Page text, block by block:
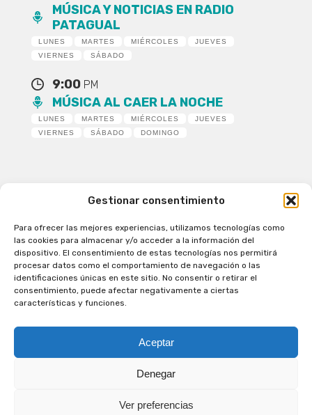
Gestionar consentimiento
Para ofrecer las mejores experiencias, utilizamos tecnologías como
las cookies para almacenar y/o acceder a la información del
dispositivo. El consentimiento de estas tecnologías nos permitirá
procesar datos como el comportamiento de navegación o las
identificaciones únicas en este sitio. No consentir o retirar el
consentimiento, puede afectar negativamente a ciertas
características y funciones.
Aceptar
Denegar
Ver preferencias
MÚSICA Y NOTICIAS EN RADIO
PATAGUAL
LUNES MARTES MIÉRCOLES
JUEVES
VIERNES
SÁBADO
9:00 PM
MÚSICA AL CAER LA NOCHE
LUNES MARTES MIÉRCOLES
JUEVES
VIERNES
SÁBADO DOMINGO
Patagual Radio Digital 2026 - Todos los derechos
reservados
la Radio de Verdad
Cobertura
Programación
Escríbenos